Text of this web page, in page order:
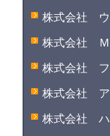
株式会社 ウ
株式会社 Ｍ
株式会社 フ
株式会社 ア
株式会社 ハ